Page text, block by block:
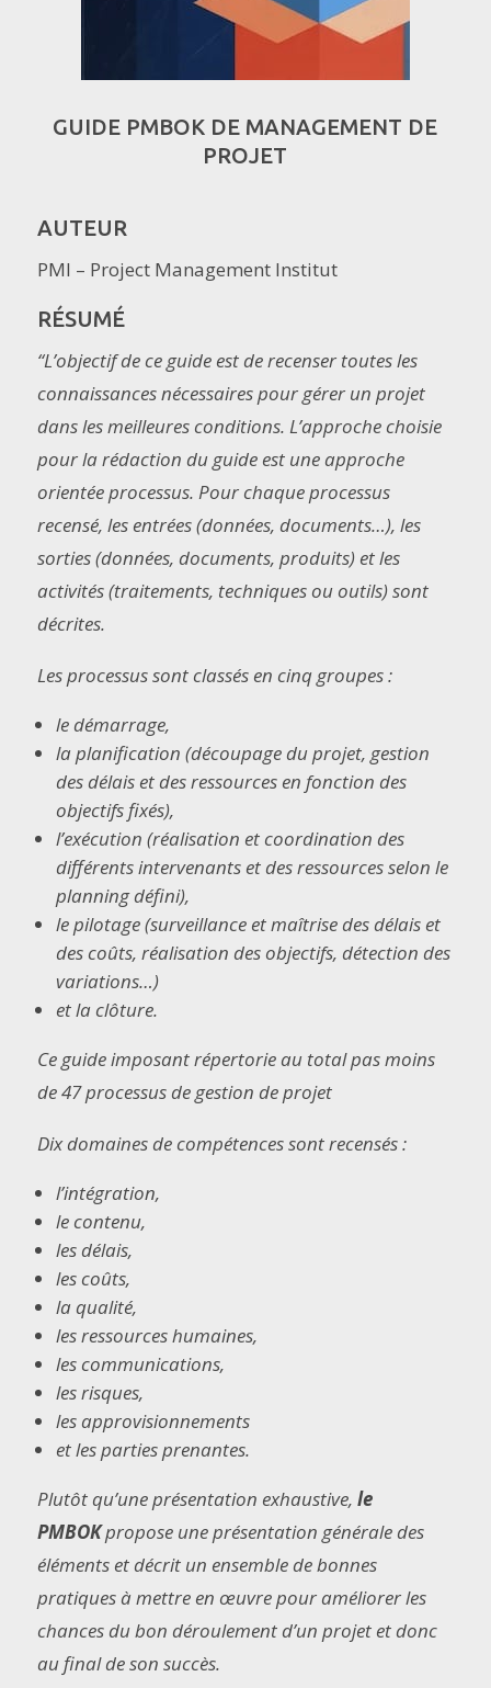
GUIDE PMBOK DE MANAGEMENT DE
PROJET
AUTEUR
PMI – Project Management Institut
RÉSUMÉ
“L’objectif de ce guide est de recenser toutes les
connaissances nécessaires pour gérer un projet
dans les meilleures conditions. L’approche choisie
pour la rédaction du guide est une approche
orientée processus. Pour chaque processus
recensé, les entrées (données, documents…), les
sorties (données, documents, produits) et les
activités (traitements, techniques ou outils) sont
décrites.
Les processus sont classés en cinq groupes :
le démarrage,
la planification (découpage du projet, gestion
des délais et des ressources en fonction des
objectifs fixés),
l’exécution (réalisation et coordination des
différents intervenants et des ressources selon le
planning défini),
le pilotage (surveillance et maîtrise des délais et
des coûts, réalisation des objectifs, détection des
variations…)
et la clôture.
Ce guide imposant répertorie au total pas moins
de 47 processus de gestion de projet
Dix domaines de compétences sont recensés :
l’intégration,
le contenu,
les délais,
les coûts,
la qualité,
les ressources humaines,
les communications,
les risques,
les approvisionnements
et les parties prenantes.
Plutôt qu’une présentation exhaustive, le
PMBOKpropose une présentation générale des
éléments et décrit un ensemble de bonnes
pratiques à mettre en œuvre pour améliorer les
chances du bon déroulement d’un projet et donc
au final de son succès.